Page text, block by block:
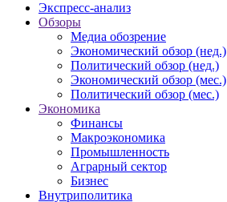
Экспресс-анализ
Обзоры
Медиа обозрение
Экономический обзор (нед.)
Политический обзор (нед.)
Экономический обзор (мес.)
Политический обзор (мес.)
Экономика
Финансы
Макроэкономика
Промышленность
Аграрный сектор
Бизнес
Внутриполитика